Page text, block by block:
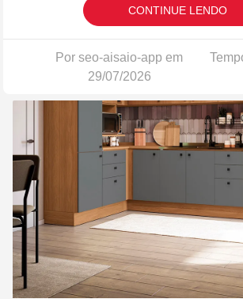
CONTINUE LENDO
Por seo-aisaio-app em
29/07/2026